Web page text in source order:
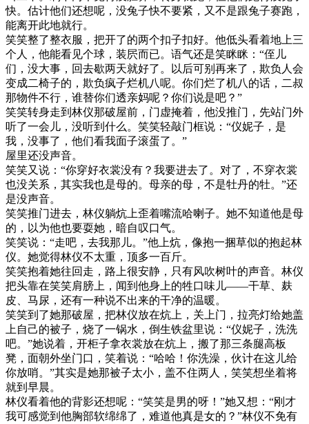
快。估计他们还想呢，没兔子快不要紧，又不是跟兔子赛跑，
能离开此地就行。
笑笑整了整衣服，把开了的两个扣子扣好。他低头看着地上三
个人，他能看见个球，装屄而已。语气还是笑眯眯：“侄儿
们，没大事，回去歇两天就好了。以后可别再来了，欺负人会
变成二椅子的，欺负疯子烂机八呢。你们烂了机八的话，二叔
那物件不行，谁替你们透亲妈呢？你们说是吧？”
笑笑转身走到林仪那破屋前，门虚掩着，他没推门，先站门外
听了一会儿，没听到什么。笑笑轻敲门框说：“仪妮子，是
我，没事了，他们看我面子滚蛋了。”
屋里还没声音。
笑笑又说：“你穿好衣裳没有？我要进去了。对了，不穿衣裳
也没关系，其实我也是母的。母亲的母，不是牡丹的牡。”还
是没声音。
笑笑推门进去，林仪躺炕上歪着嘴流哈喇子。她不知道他是母
的，以为他也要耍她，暗自叹口气。
笑笑说：“走吧，去我那儿。”他上炕，像抱一捆草似的抱起林
仪。她觉得林仪不太重，顶多一百斤。
笑笑抱着她往回走，路上很安静，只有风吹树叶的声音。林仪
把头靠在笑笑肩膀上，闻到他身上的牲口味儿——干草、麸
皮、马尿，还有一种说不出来的干净的温暖。
笑笑到了她那破屋，把林仪放在炕上，关上门，拉亮灯给她盖
上自己的被子，烧了一锅水，倒生铁盆里说：“仪妮子，洗洗
吧。”她说着，开柜子拿衣裳放在炕上，搬了那三条腿高板
凳，面朝外坐门口，笑着说：“哈哈！你洗澡，伙计在这儿给
你放哨。”其实是她那被子太小，盖不住两人，笑笑想坐着将
就到早晨。
林仪看着他的背影还想呢：“笑笑是男的呀！”她又想：“刚才
我可感觉到他胸部软绵绵了，难道他真是女的？”林仪不免有